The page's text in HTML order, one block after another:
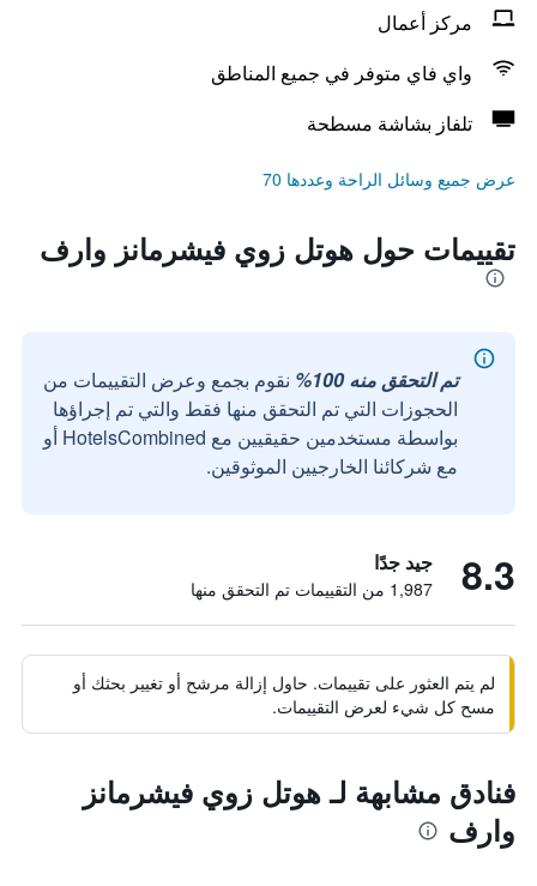
مركز أعمال
واي فاي متوفر في جميع المناطق
تلفاز بشاشة مسطحة
عرض جميع وسائل الراحة وعددها 70
تقييمات حول هوتل زوي فيشرمانز وارف
تم التحقق منه 100%
نقوم بجمع وعرض التقييمات من
الحجوزات التي تم التحقق منها فقط والتي تم إجراؤها
بواسطة مستخدمين حقيقيين مع HotelsCombined أو
مع شركائنا الخارجيين الموثوقين.
8.3 جيد جدًا
1,987 من التقييمات تم التحقق منها
لم يتم العثور على تقييمات. حاول إزالة مرشح أو تغيير بحثك أو
مسح كل شيء لعرض التقييمات.
فنادق مشابهة لـ هوتل زوي فيشرمانز
وارف